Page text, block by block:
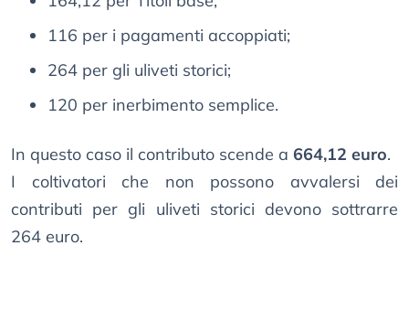
116 per i pagamenti accoppiati;
264 per gli uliveti storici;
120 per inerbimento semplice.
In questo caso il contributo scende a 664,12 euro.
I coltivatori che non possono avvalersi dei
contributi per gli uliveti storici devono sottrarre
264 euro.